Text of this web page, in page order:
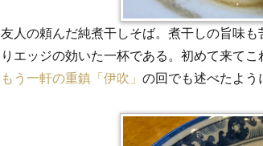
友人の頼んだ純煮干しそば。煮干しの旨味
りエッジの効いた一杯である。初めて来て
もう一軒の重鎮「伊吹」 の回でも述べたよう